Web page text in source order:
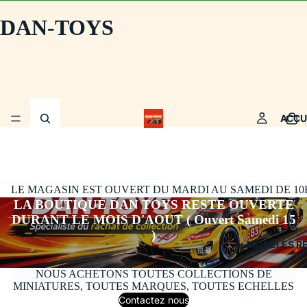
DAN-TOYS
MODÈLES
LE MAGASIN EST OUVERT DU MARDI AU SAMEDI DE
LA BOUTIQUE DAN TOYS RESTE OUVERTE
DURANT LE MOIS D'AOUT ( Ouvert Samedi 15
)
NOUS ACHETONS TOUTES COLLECTIONS DE
MINIATURES, TOUTES MARQUES, TOUTES ECHELLES
Contactez nous